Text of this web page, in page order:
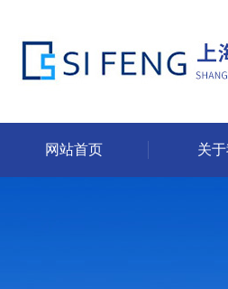
网站首页 关